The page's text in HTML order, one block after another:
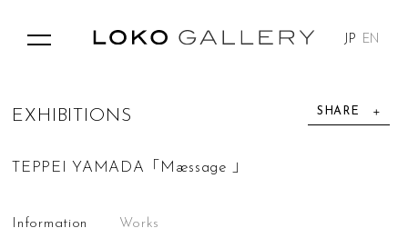
JP EN
SHARE
EX H I BI T I O N S
TEPPEI YAMADA「Mæssage 」
Information Works